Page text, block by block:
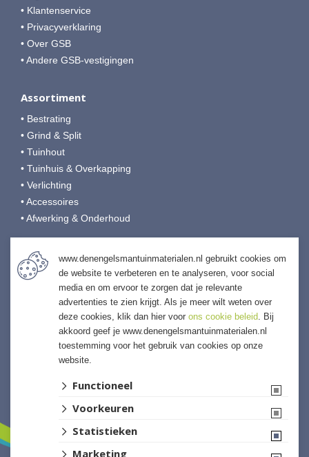
• Klantenservice
• Privacyverklaring
• Over GSB
• Andere GSB-vestigingen
Assortiment
• Bestrating
• Grind & Split
• Tuinhout
• Tuinhuis & Overkapping
• Verlichting
• Accessoires
• Afwerking & Onderhoud
Den Engelsman Tuinmaterialen
Veilingweg 9
0166-653190
info@denengelsmansierbestrating.nl
denengelsmantuinmaterialen.nl
www.denengelsmantuinmaterialen.nl gebruikt cookies om
de website te verbeteren en te analyseren, voor social
media en om ervoor te zorgen dat je relevante
advertenties te zien krijgt. Als je meer wilt weten over
deze cookies, klik dan hier voor ons cookie beleid. Bij
akkoord geef je www.denengelsmantuinmaterialen.nl
toestemming voor het gebruik van cookies op onze
website.
Functioneel
Voorkeuren
Statistieken
Marketing